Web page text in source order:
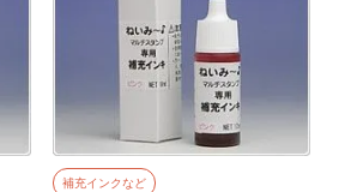
補充インクなど